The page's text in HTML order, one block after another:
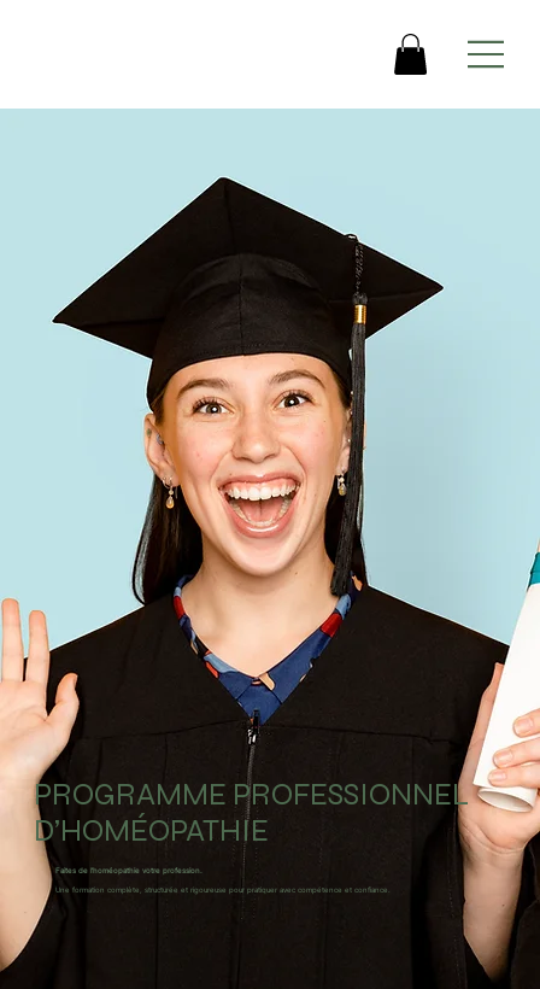
PROGRAMME PROFESSIONNEL
D’HOMÉOPATHIE
Faites de l’homéopathie votre profession.
Une formation complète, structurée et rigoureuse pour pratiquer avec compétence et confiance.